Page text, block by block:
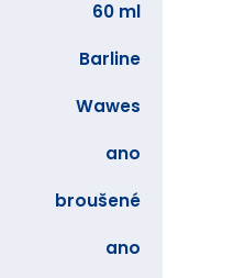
60 ml
Barline
Wawes
ano
broušené
ano